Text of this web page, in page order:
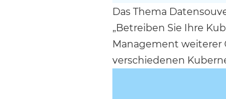
Das Thema
„Betreiben Sie Ihre
Management weiterer
verschiedenen